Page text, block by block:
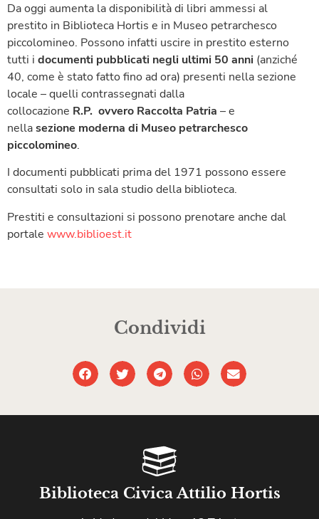
Da oggi aumenta la disponibilità di libri ammessi al
prestito in Biblioteca Hortis e in Museo petrarchesco
piccolomineo. Possono infatti uscire in prestito esterno
tutti i documenti pubblicati negli ultimi 50 anni (anziché
40, come è stato fatto fino ad ora) presenti nella sezione
locale – quelli contrassegnati dalla
collocazione R.P. ovvero Raccolta Patria – e
nellasezione moderna di Museo petrarchesco
piccolomineo.
I documenti pubblicati prima del 1971 possono essere
consultati solo in sala studio della biblioteca.
Prestiti e consultazioni si possono prenotare anche dal
portale www.biblioest.it
Condividi
Biblioteca Civica Attilio Hortis